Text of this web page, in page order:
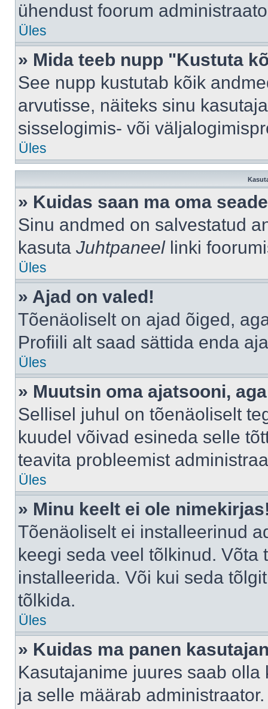
ühendust foorum
Üles
» Mida teeb nupp "Kustuta
See nupp kustutab kõik
arvutisse, näiteks sinu
sisselogimis- või
Üles
» Kuidas saan ma oma
Sinu andmed on salvestatud
kasuta Juhtpaneellinki
Üles
» Ajad on valed!
Tõenäoliselt on ajad õiged,
Profiili alt saad sättida enda
Üles
» Muutsin oma ajatsooni,
Sellisel juhul on tõenäoliselt
kuudel võivad esineda selle
teavita probleemist
Üles
» Minu keelt ei ole
Tõenäoliselt ei installeerinud
keegi seda veel tõlkinud.
installeerida. Või kui seda
tõlkida.
Üles
» Kuidas ma panen
Kasutajanime juures saab
ja selle määrab